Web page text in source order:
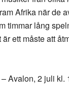
Afrika när de
timmar lång
ett måste att
Avalon, 2 juli kl.